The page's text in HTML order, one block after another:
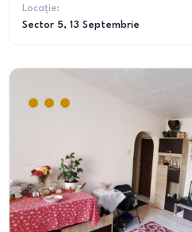
Locație:
Sector 5, 13 Septembrie